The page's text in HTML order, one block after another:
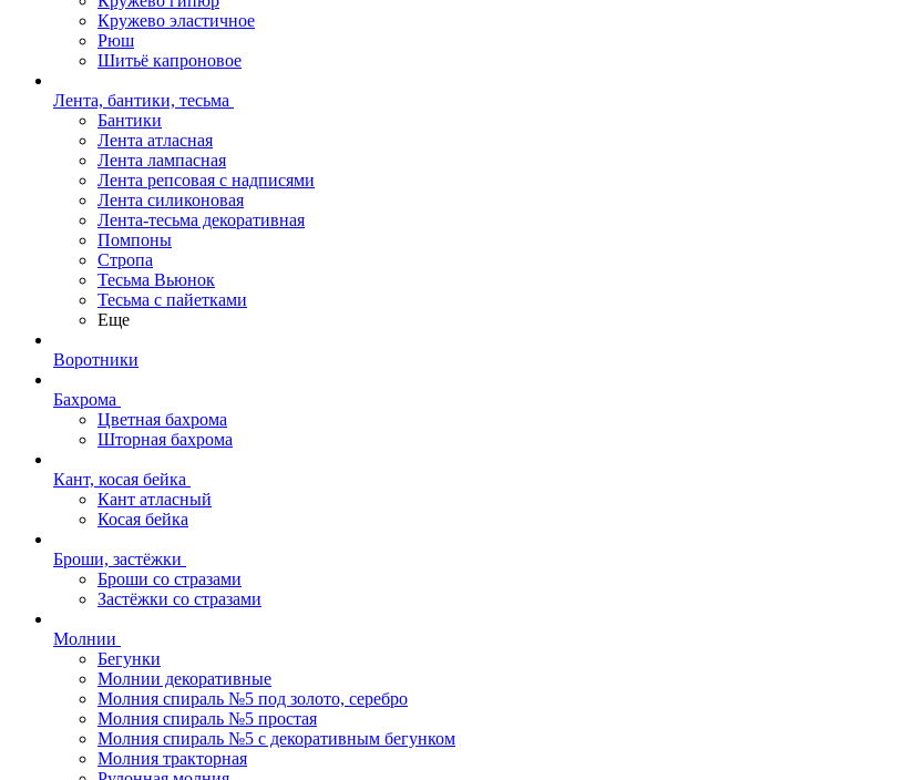
Кружево эластичное
Рюш
Шитьё капроновое
Лента, бантики, тесьма
Бантики
Лента атласная
Лента лампасная
Лента репсовая с надписями
Лента силиконовая
Лента-тесьма декоративная
Помпоны
Стропа
Тесьма Вьюнок
Тесьма с пайетками
Еще
Воротники
Бахрома
Цветная бахрома
Шторная бахрома
Кант, косая бейка
Кант атласный
Косая бейка
Броши, застёжки
Броши со стразами
Застёжки со стразами
Молнии
Бегунки
Молнии декоративные
Молния спираль №5 под золото, серебро
Молния спираль №5 простая
Молния спираль №5 с декоративным бегунком
Молния тракторная